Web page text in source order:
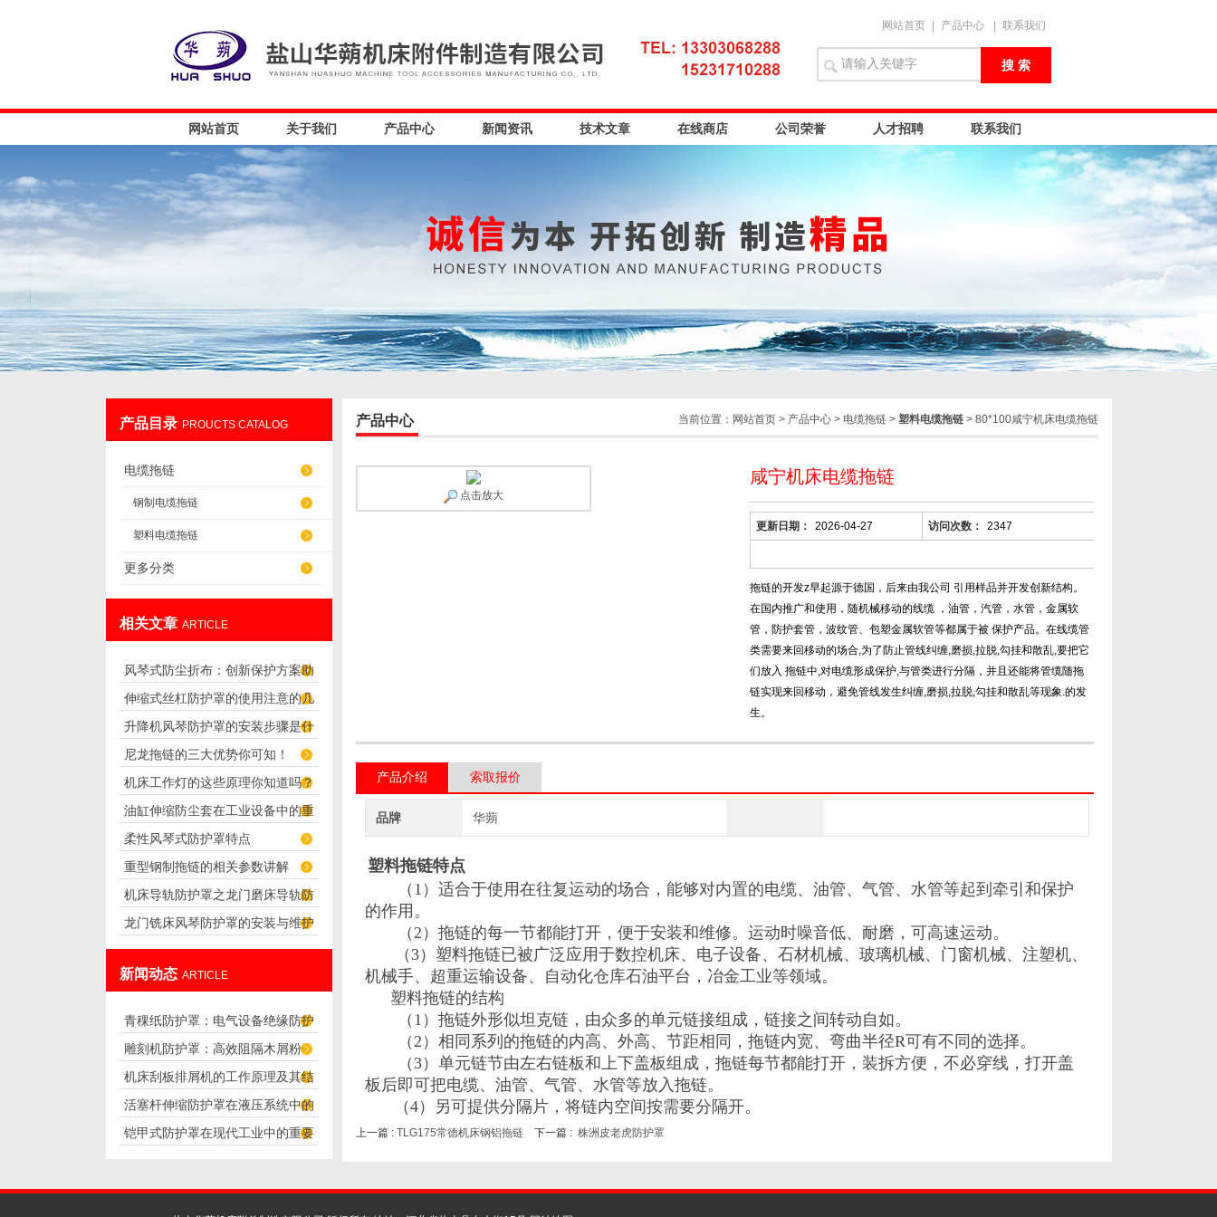
网站首页 产品中心 联系我们
网站首页 关于我们 产品中心 新闻资讯 技术文章 在线商店 公司荣誉 人才招聘 联系我们
产品目录 PROUCTS CATALOG
电缆拖链
钢制电缆拖链
塑料电缆拖链
更多分类
相关文章 ARTICLE
风琴式防尘折布：创新保护方案助
您避免灰尘困扰
伸缩式丝杠防护罩的使用注意的几
个方面
升降机风琴防护罩的安装步骤是什
么？
尼龙拖链的三大优势你可知！
机床工作灯的这些原理你知道吗？
油缸伸缩防尘套在工业设备中的重
要性
柔性风琴式防护罩特点
重型钢制拖链的相关参数讲解
机床导轨防护罩之龙门磨床导轨防
护罩的设计
龙门铣床风琴防护罩的安装与维护
新闻动态 ARTICLE
青稞纸防护罩：电气设备绝缘防护
专用方案
雕刻机防护罩：高效阻隔木屑粉
尘，守护设备精度与安全
机床刮板排屑机的工作原理及其结
构分析
活塞杆伸缩防护罩在液压系统中的
应用
铠甲式防护罩在现代工业中的重要
当前位置： 网站首页> 产品中心> 电缆拖链> 塑料电缆拖链> 80*100咸宁机床电缆拖链
产品中心
咸宁机床电缆拖链
更新日期： 2026-04-27 访问次数： 2347
拖链的开发z早起源于德国，后来由我公司 引用样品并开发创新结构。
在国内推广和使用，随机械移动的线缆 ，油管，汽管，水管，金属软
管，防护套管，波纹管、包塑金属软管等都属于被 保护产品。在线缆管
类需要来回移动的场合,为了防止管线纠缠,磨损,拉脱,勾挂和散乱,要把它
们放入 拖链中,对电缆形成保护,与管类进行分隔，并且还能将管缆随拖
链实现来回移动，避免管线发生纠缠,磨损,拉脱,勾挂和散乱等现象.的发
生。
点击放大
产品介绍 索取报价
品牌 华蒴
塑料拖链特点
（ 1 ）适合于使用在往复运动的场合，能够对内置的电缆、油管、气管、水管等起到牵引和保护
的作用。
（2 ）拖链的每一节都能打开，便于安装和维修。运动时噪音低、耐磨，可高速运动。
（ 3）塑料拖链已被广泛应用于数控机床、电子设备、石材机械、玻璃机械、门窗机械、注塑机、
机械手、超重运输设备、自动化仓库石油平台，冶金工业等领域。
塑料拖链的结构
（ 1 ）拖链外形似坦克链，由众多的单元链接组成，链接之间转动自如。
（2 ）相同系列的拖链的内高、外高、节距相同，拖链内宽、弯曲半径R可有不同的选择。
（3）单元链节由左右链板和上下盖板组成，拖链每节都能打开，装拆方便，不必穿线，打开盖
板后即可把电缆、油管、气管、水管等放入拖链。
（4）另可提供分隔片，将链内空间按需要分隔开。
上一篇 : TLG175常德机床钢铝拖链下一篇 : 株洲皮老虎防护罩